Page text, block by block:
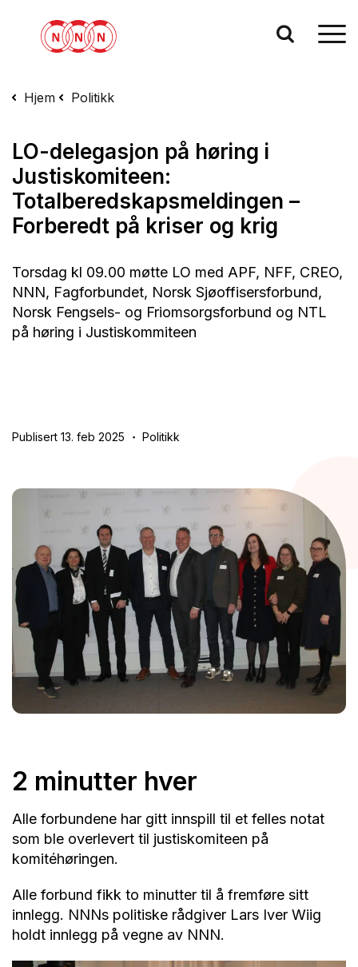
Hjem Politikk
LO-delegasjon på høring i
Justiskomiteen:
Totalberedskapsmeldingen –
Forberedt på kriser og krig
Torsdag kl 09.00 møtte LO med APF, NFF, CREO,
NNN, Fagforbundet, Norsk Sjøoffisersforbund,
Norsk Fengsels- og Friomsorgsforbund og NTL
på høring i Justiskommiteen
Publisert 13. feb 2025 Politikk
2 minutter hver
Alle forbundene har gitt innspill til et felles notat
som ble overlevert til justiskomiteen på
komitéhøringen.
Alle forbund fikk to minutter til å fremføre sitt
innlegg. NNNs politiske rådgiver Lars Iver Wiig
holdt innlegg på vegne av NNN.